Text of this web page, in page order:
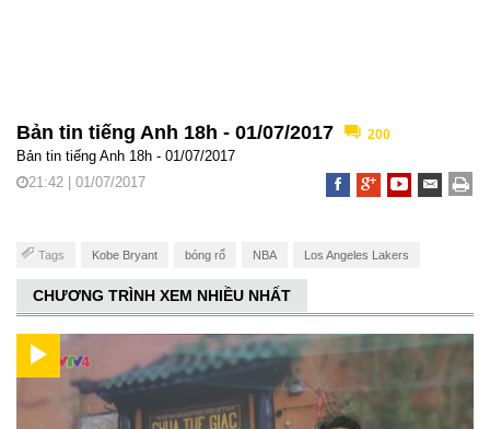
Bản tin tiếng Anh 18h - 01/07/2017 200
Bản tin tiếng Anh 18h - 01/07/2017
21:42 | 01/07/2017
Tags Kobe Bryant bóng rổ NBA Los Angeles Lakers
CHƯƠNG TRÌNH XEM NHIỀU NHẤT